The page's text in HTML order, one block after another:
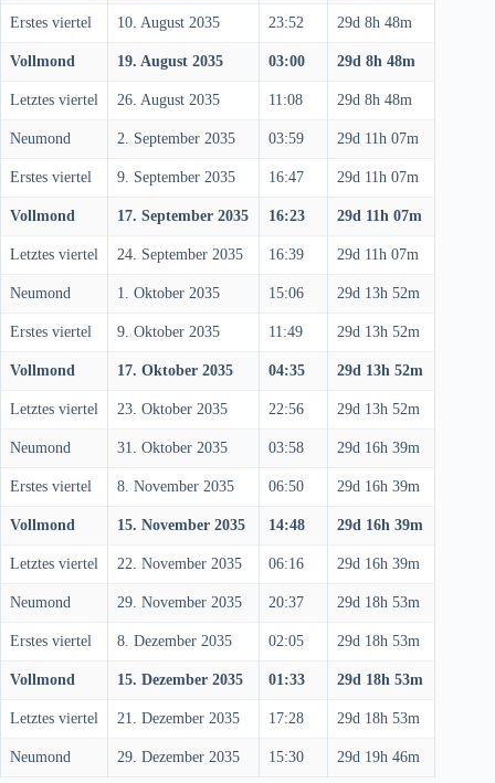
Erstes viertel 10. August 2035 23:52 29d 8h 48m
Vollmond 19. August 2035 03:00 29d 8h 48m
Letztes viertel 26. August 2035 11:08 29d 8h 48m
Neumond 2. September 2035 03:59 29d 11h 07m
Erstes viertel 9. September 2035 16:47 29d 11h 07m
Vollmond 17. September 2035 16:23 29d 11h 07m
Letztes viertel 24. September 2035 16:39 29d 11h 07m
Neumond 1. Oktober 2035 15:06 29d 13h 52m
Erstes viertel 9. Oktober 2035 11:49 29d 13h 52m
Vollmond 17. Oktober 2035 04:35 29d 13h 52m
Letztes viertel 23. Oktober 2035 22:56 29d 13h 52m
Neumond 31. Oktober 2035 03:58 29d 16h 39m
Erstes viertel 8. November 2035 06:50 29d 16h 39m
Vollmond 15. November 2035 14:48 29d 16h 39m
Letztes viertel 22. November 2035 06:16 29d 16h 39m
Neumond 29. November 2035 20:37 29d 18h 53m
Erstes viertel 8. Dezember 2035 02:05 29d 18h 53m
Vollmond 15. Dezember 2035 01:33 29d 18h 53m
Letztes viertel 21. Dezember 2035 17:28 29d 18h 53m
Neumond 29. Dezember 2035 15:30 29d 19h 46m